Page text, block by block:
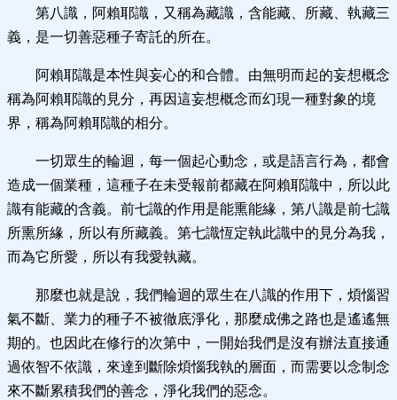
第八識，阿賴耶識，又稱為藏識，含能藏、所藏、執藏三
義，是一切善惡種子寄託的所在。
阿賴耶識是本性與妄心的和合體。由無明而起的妄想概念
稱為阿賴耶識的見分，再因這妄想概念而幻現一種對象的境
界，稱為阿賴耶識的相分。
一切眾生的輪迴，每一個起心動念，或是語言行為，都會
造成一個業種，這種子在未受報前都藏在阿賴耶識中，所以此
識有能藏的含義。前七識的作用是能熏能緣，第八識是前七識
所熏所緣，所以有所藏義。第七識恆定執此識中的見分為我，
而為它所愛，所以有我愛執藏。
那麼也就是說，我們輪迴的眾生在八識的作用下，煩惱習
氣不斷、業力的種子不被徹底淨化，那麼成佛之路也是遙遙無
期的。也因此在修行的次第中，一開始我們是沒有辦法直接通
過依智不依識，來達到斷除煩惱我執的層面，而需要以念制念
來不斷累積我們的善念，淨化我們的惡念。